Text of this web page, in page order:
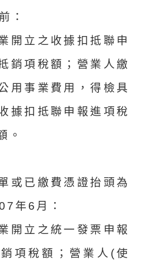
：
開立之收據扣抵聯申
銷項稅額；營業人繳
用事業費用，得檢具
據扣抵聯申報進項稅
。
或已繳費憑證抬頭為
年6月：
開立之統一發票申報
項稅額；營業人(使